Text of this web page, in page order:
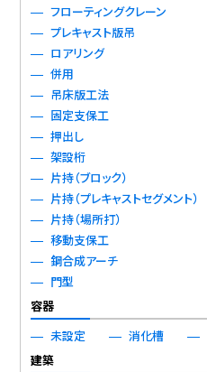
フローティングクレーン
プレキャスト版吊
ロアリング
併用
吊床版工法
固定支保工
押出し
架設桁
片持（ブロック）
片持（プレキャストセグメント）
片持（場所打）
移動支保工
鋼合成アーチ
門型
容器
未設定
消化槽
建築